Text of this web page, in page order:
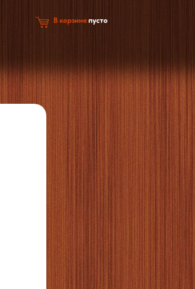
В корзинепусто